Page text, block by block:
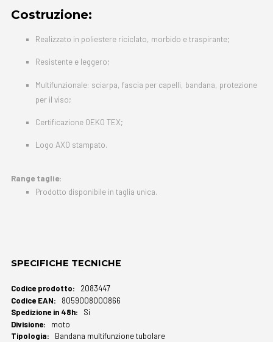
Costruzione:
Realizzato in poliestere riciclato, morbido e traspirante;
Resistente e leggero;
Multifunzionale: sciarpa, fascia per capelli, bandana, protezione
per il viso;
Certificazione OEKO TEX;
Logo AXO stampato.
Range taglie:
Prodotto disponibile in taglia unica.
SPECIFICHE TECNICHE
Maggiori
Informazioni
2083447
8059008000866
Si
moto
Bandana multifunzione tubolare